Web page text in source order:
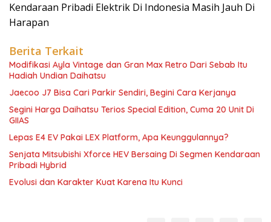
Kendaraan Pribadi Elektrik Di Indonesia Masih Jauh Di
Harapan
Berita Terkait
Modifikasi Ayla Vintage dan Gran Max Retro Dari Sebab Itu
Hadiah Undian Daihatsu
Jaecoo J7 Bisa Cari Parkir Sendiri, Begini Cara Kerjanya
Segini Harga Daihatsu Terios Special Edition, Cuma 20 Unit Di
GIIAS
Lepas E4 EV Pakai LEX Platform, Apa Keunggulannya?
Senjata Mitsubishi Xforce HEV Bersaing Di Segmen Kendaraan
Pribadi Hybrid
Evolusi dan Karakter Kuat Karena Itu Kunci